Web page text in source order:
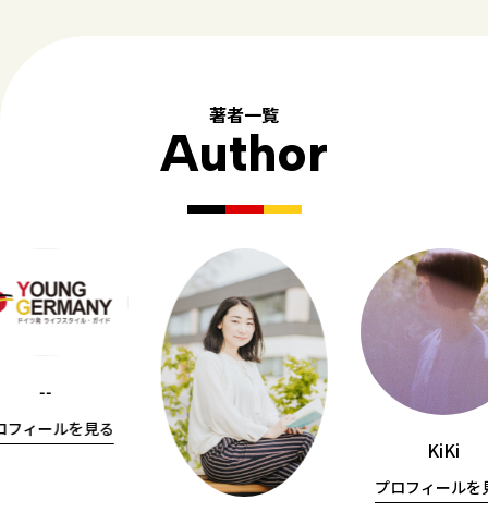
著者一覧
Author
--
フィールを見る
KiKi
プロフィールを